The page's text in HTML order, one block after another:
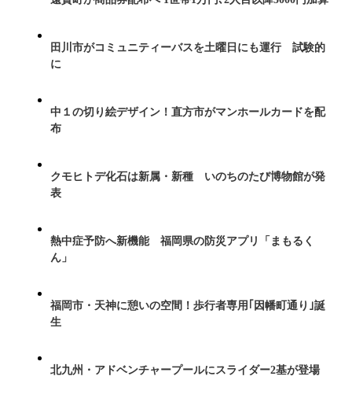
田川市がコミュニティーバスを土曜日にも運行 試験的
に
中１の切り絵デザイン！直方市がマンホールカードを配
布
クモヒトデ化石は新属・新種 いのちのたび博物館が発
表
熱中症予防へ新機能 福岡県の防災アプリ「まもるく
ん」
福岡市・天神に憩いの空間！歩行者専用｢因幡町通り｣誕
生
北九州・アドベンチャープールにスライダー2基が登場